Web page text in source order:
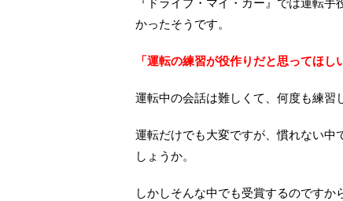
かったそうです。
「運転の練習が役作りだと思ってほし
運転中の会話は難しくて、何度も練習
運転だけでも大変ですが、慣れない
しょうか。
しかしそんな中でも受賞するのですか